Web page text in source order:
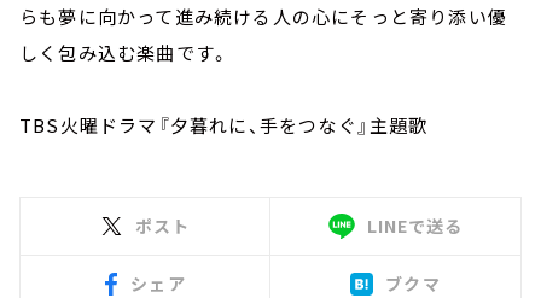
らも夢に向かって進み続ける人の心にそっと寄り添い優
しく包み込む楽曲です。
TBS火曜ドラマ『夕暮れに、手をつなぐ』主題歌
ポスト LINEで送る
シェア ブクマ